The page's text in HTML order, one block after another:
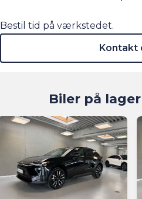
Bestil tid på værkstedet.
Biler på